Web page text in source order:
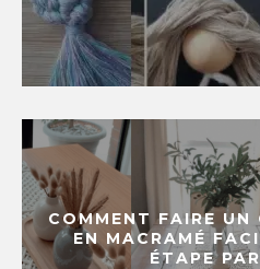
COMMENT FAIRE
EN MACRAMÉ
ÉTAPE